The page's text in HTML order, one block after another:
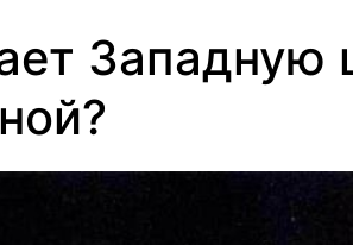
Западную